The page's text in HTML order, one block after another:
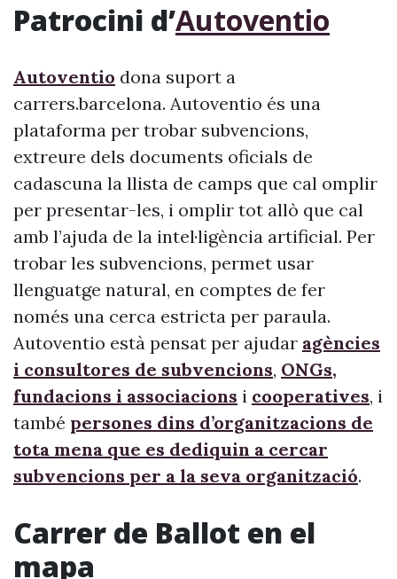
Patrocini d’Autoventio
Autoventio dona suport a
carrers.barcelona. Autoventio és una
plataforma per trobar subvencions,
extreure dels documents oficials de
cadascuna la llista de camps que cal omplir
per presentar-les, i omplir tot allò que cal
amb l’ajuda de la intel·ligència artificial. Per
trobar les subvencions, permet usar
llenguatge natural, en comptes de fer
només una cerca estricta per paraula.
Autoventio està pensat per ajudar agències
i consultores de subvencions, ONGs,
fundacions i associacions i cooperatives, i
també persones dins d’organitzacions de
tota mena que es dediquin a cercar
subvencions per a la seva organització.
Carrer de Ballot en el
mapa